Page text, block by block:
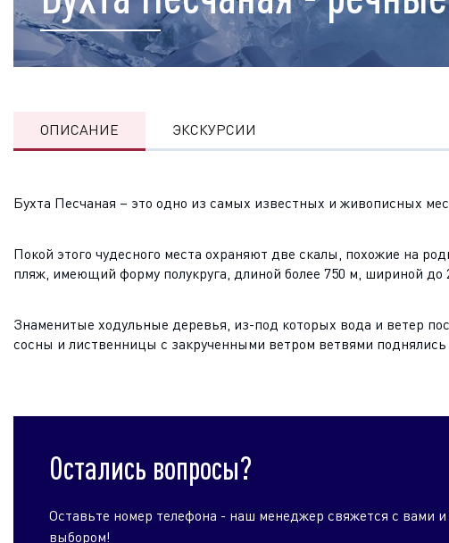
ОПИСАНИЕ ЭКСКУРСИИ
Бухта Песчаная – это одно из самых известных и живописных
Покой этого чудесного места охраняют две скалы, похожие на
пляж, имеющий форму полукруга, длиной более 750 м, шириной до
Знаменитые ходульные деревья, из-под которых вода и ветер
сосны и лиственницы с закрученными ветром ветвями
Остались вопросы?
Оставьте номер телефона - наш менеджер свяжется с вами
выбором!